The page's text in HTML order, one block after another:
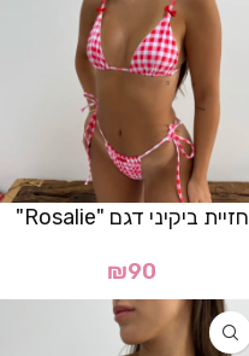
חזיית ביקיני דגם "Rosalie"
₪90